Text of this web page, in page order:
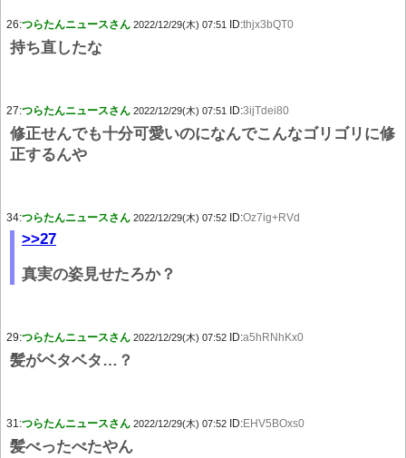
26:つらたんニュースさん 2022/12/29(木) 07:51 ID:thjx3bQT0
持ち直したな
27:つらたんニュースさん 2022/12/29(木) 07:51 ID:3ijTdei80
修正せんでも十分可愛いのになんでこんなゴリゴリに修
正するんや
34:つらたんニュースさん 2022/12/29(木) 07:52 ID:Oz7ig+RVd
>>27
真実の姿見せたろか？
29:つらたんニュースさん 2022/12/29(木) 07:52 ID:a5hRNhKx0
髪がベタベタ…？
31:つらたんニュースさん 2022/12/29(木) 07:52 ID:EHV5BOxs0
髪べったべたやん